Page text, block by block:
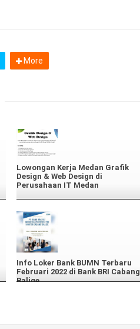
More
Lowongan Kerja Medan Grafik
Design & Web Design di
Perusahaan IT Medan
Info Loker Bank BUMN Terbaru
Februari 2022 di Bank BRI Cabang
Balige